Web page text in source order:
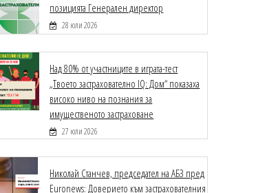
позицията Генерален директор
28 юли 2026
Над 80% от участниците в играта-тест
„Твоето застрахователно IQ: Дом“ показаха
високо ниво на познания за
имущественото застраховане
27 юли 2026
Николай Станчев, председател на АБЗ пред
Euronews: Доверието към застрахователния